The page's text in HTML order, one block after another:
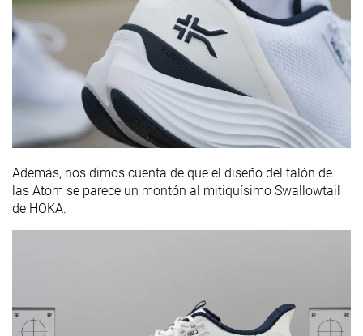
Además, nos dimos cuenta de que el diseño del talón de
las Atom se parece un montón al mitiquísimo Swallowtail
de HOKA.